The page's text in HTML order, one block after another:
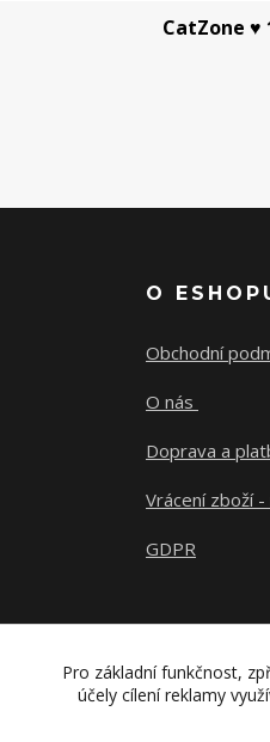
CatZone
O
Obchodní
O nás
Doprava a
Vrácení zboží
GDPR
Pro základní funkčnost,
účely cílení reklamy